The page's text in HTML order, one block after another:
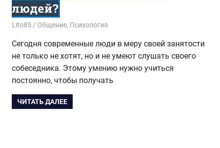
людей?
16.08.2017
Lito85 Общение, Психология
Сегодня современные люди в меру своей занятости
не только не хотят, но и не умеют слушать своего
собеседника. Этому умению нужно учиться
постоянно, чтобы получать
ЧИТАТЬ ДАЛЕЕ